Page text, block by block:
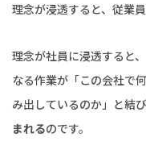
理念が浸透すると、従業
理念が社員に浸透すると
なる作業が「この会社で
み出しているのか」と結び
まれるのです。